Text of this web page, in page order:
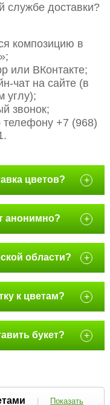
службе доставки?
композицию в
или ВКонтакте;
чат на сайте (в
углу);
звонок;
+7 (968)
цветов? +
анонимно? +
области? +
к цветам? +
букет? +
|
Показать